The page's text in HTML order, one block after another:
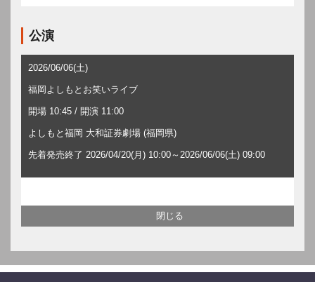
公演
2026/06/06(土)
福岡よしもとお笑いライブ
開場 10:45 / 開演 11:00
よしもと福岡 大和証券劇場 (福岡県)
先着発売終了 2026/04/20(月) 10:00～2026/06/06(土) 09:00